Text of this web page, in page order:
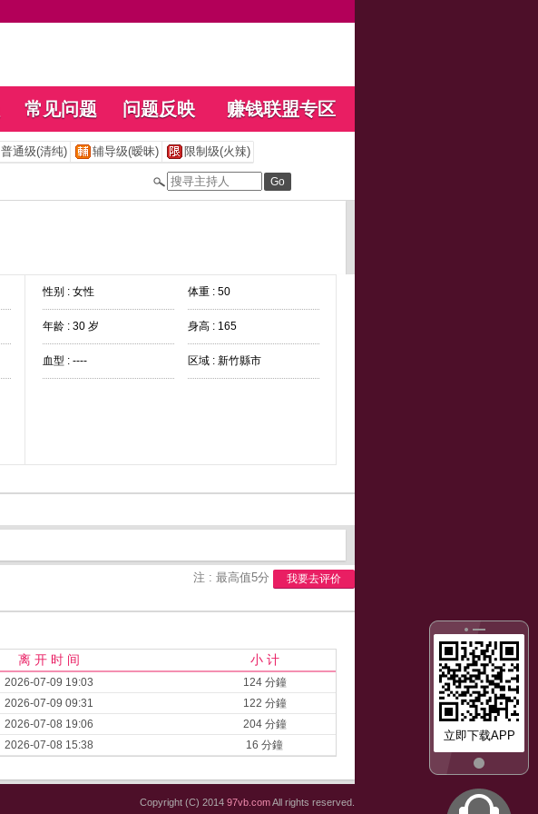
常见问题 问题反映 赚钱联盟专区
立即下载APP
普通级(清纯) 辅导级(暧昧) 限制级(火辣)
性别 : 女性 体重 : 50
年龄 : 30 岁 身高 : 165
血型 : ---- 区域 : 新竹縣市
注 : 最高值5分 我要去评价
离 开 时 间 小 计
2026-07-09 19:03
124 分鐘
2026-07-09 09:31
122 分鐘
2026-07-08 19:06
204 分鐘
2026-07-08 15:38 16 分鐘
Copyright (C) 2014 97vb.comAll rights reserved.